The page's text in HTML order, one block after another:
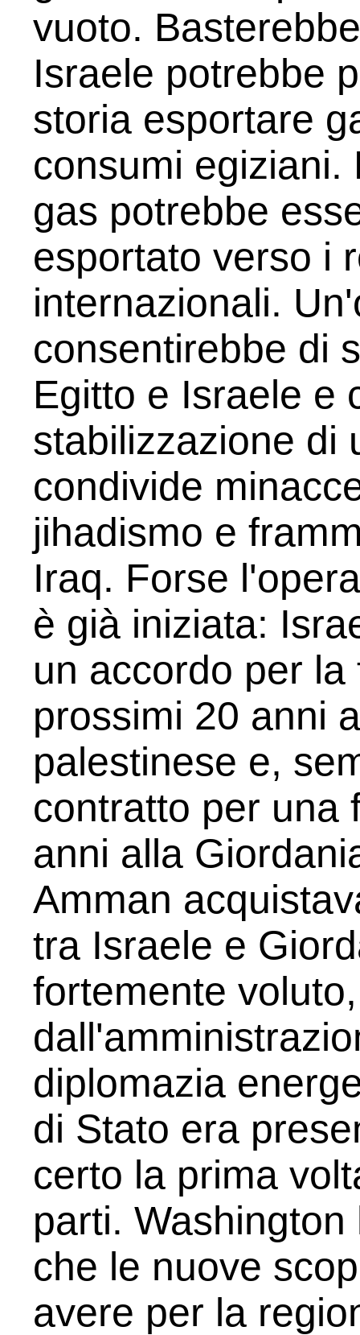
vuoto.
Israele potrebbe
storia esportare
consumi egiziani.
gas potrebbe
esportato verso i
internazionali.
consentirebbe di
Egitto e Israele e
stabilizzazione di
condivide
jihadismo e
Iraq. Forse
è già iniziata:
un accordo per
prossimi 20 anni
palestinese e,
contratto per una
anni alla
Amman
tra Israele e
fortemente
diplomazia
di Stato era
certo la prima
parti.
che le nuove
avere per la